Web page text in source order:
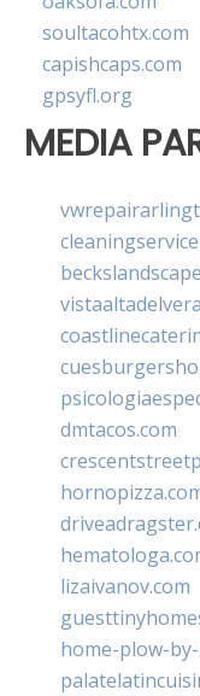
soultacohtx.com
capishcaps.com
gpsyfl.org
MEDIA
dmtacos.com
lizaivanov.com
home-plow-